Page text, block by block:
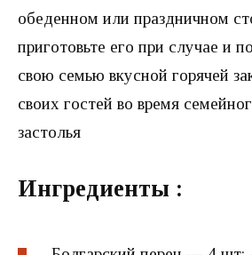
обеденном или праздничном
приготовьте его при случае и
свою семью вкусной горячей
своих гостей во время
застолья
Ингредиенты :